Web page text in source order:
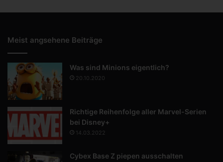
Meist angsehene Beiträge
Was sind Minions eigentlich?
20.10.2020
Richtige Reihenfolge aller Marvel-Serien
bei Disney+
14.03.2022
Cybex Base Z piepen ausschalten